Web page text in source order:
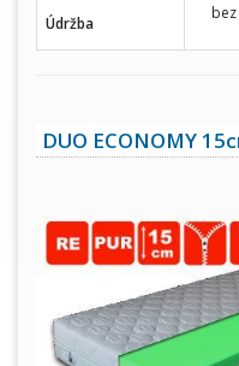
Údržba
DUO ECONOMY